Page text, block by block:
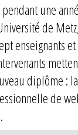
une
de
enseignants
diplôme : la
de